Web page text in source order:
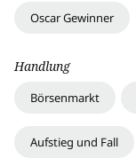
Oscar Gewinner
Handlung
Börsenmarkt
Aufstieg und Fall